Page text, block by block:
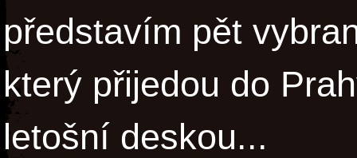
představím pět
který přijedou do
letošní deskou...